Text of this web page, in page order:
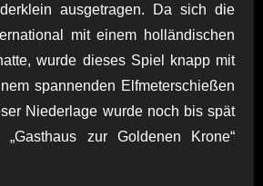
ausgetragen. Da sich die
mit einem holländischen
wurde dieses Spiel knapp mit
spannenden Elfmeterschießen
Niederlage wurde noch bis spät
zur Goldenen Krone“